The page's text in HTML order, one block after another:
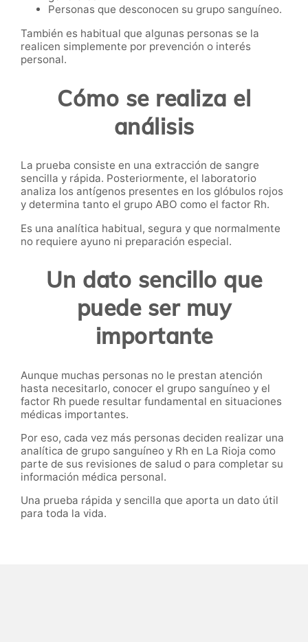
Personas que desconocen su grupo sanguíneo.
También es habitual que algunas personas se la
realicen simplemente por prevención o interés
personal.
Cómo se realiza el
análisis
La prueba consiste en una extracción de sangre
sencilla y rápida. Posteriormente, el laboratorio
analiza los antígenos presentes en los glóbulos rojos
y determina tanto el grupo ABO como el factor Rh.
Es una analítica habitual, segura y que normalmente
no requiere ayuno ni preparación especial.
Un dato sencillo que
puede ser muy
importante
Aunque muchas personas no le prestan atención
hasta necesitarlo, conocer el grupo sanguíneo y el
factor Rh puede resultar fundamental en situaciones
médicas importantes.
Por eso, cada vez más personas deciden realizar una
analítica de grupo sanguíneo y Rh en La Rioja como
parte de sus revisiones de salud o para completar su
información médica personal.
Una prueba rápida y sencilla que aporta un dato útil
para toda la vida.